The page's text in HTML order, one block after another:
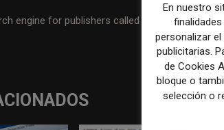
engine for publishers called
En nuestro
personalizar
publicitarias.
de Cookies
bloque o
selección o